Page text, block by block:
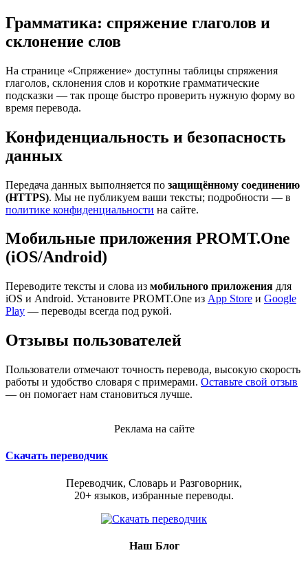
Грамматика: спряжение глаголов и
склонение слов
На странице «Спряжение» доступны таблицы спряжения
глаголов, склонения слов и короткие грамматические
подсказки — так проще быстро проверить нужную форму во
время перевода.
Конфиденциальность и безопасность
данных
Передача данных выполняется по защищённому соединению
(HTTPS). Мы не публикуем ваши тексты; подробности — в
политике конфиденциальности на сайте.
Мобильные приложения PROMT.One
(iOS/Android)
Переводите тексты и слова из мобильного приложения для
iOS и Android. Установите PROMT.One из App Store и Google
Play — переводы всегда под рукой.
Отзывы пользователей
Пользователи отмечают точность перевода, высокую скорость
работы и удобство словаря с примерами. Оставьте свой отзыв
— он помогает нам становиться лучше.
Реклама на сайте
Скачать переводчик
Переводчик, Словарь и Разговорник,
20+ языков, избранные переводы.
Наш Блог